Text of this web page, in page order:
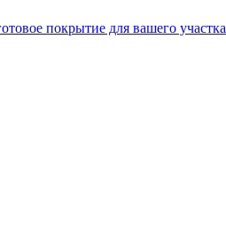
покрытие для вашего участка